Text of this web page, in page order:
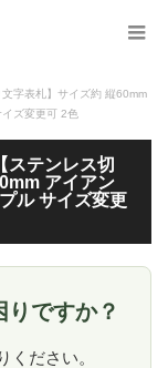
字表札】サイズ約 縦60mm
ズ変更可 2色
テンレス切
アイアン
ル サイズ変更
りですか？
ください。